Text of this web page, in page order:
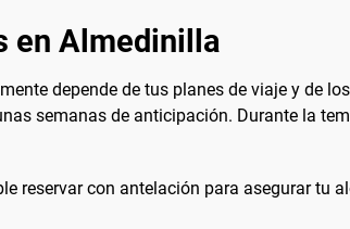
en Almedinilla
depende de tus planes de viaje y de
semanas de anticipación. Durante la
reservar con antelación para asegurar tu